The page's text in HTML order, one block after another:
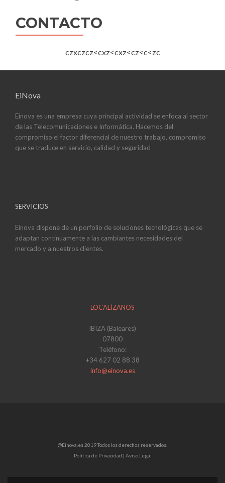
CONTACTO
czxczcz<cxz<cxz<cz<c<zc
EiNova
Einova es una empresa cuya principal actividad se enfoca al sector
de las Telecomunicaciones e Informática. Hacemos del
compromiso el factor diferencial de nuestro trabajo, compromiso
que se traduce en servicio, calidad y seguridad
SERVICIOS
Einova dispone de un porfolio de soluciones tecnológicas que se
adaptan continuamente a las cambiantes necesidades del
mercado y a nuestros clientes.
LOCALÍZANOS
IBIZA (Baleares)
07800
Teléfono:
+34 627 02 88 38
info@einova.es
@Einova.es 2019 Todos los derechos reservados.
Política de Privacidad | Aviso Legal